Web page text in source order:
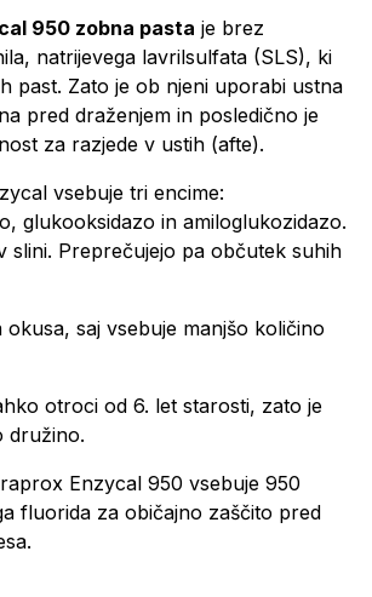
950 zobna pasta je brez
natrijevega lavrilsulfata (SLS), ki
past. Zato je ob njeni uporabi ustna
pred draženjem in posledično je
za razjede v ustih (afte).
vsebuje tri encime:
glukooksidazo in amiloglukozidazo.
slini. Preprečujejo pa občutek suhih
okusa, saj vsebuje manjšo količino
otroci od 6. let starosti, zato je
družino.
Enzycal 950 vsebuje 950
fluorida za običajno zaščito pred